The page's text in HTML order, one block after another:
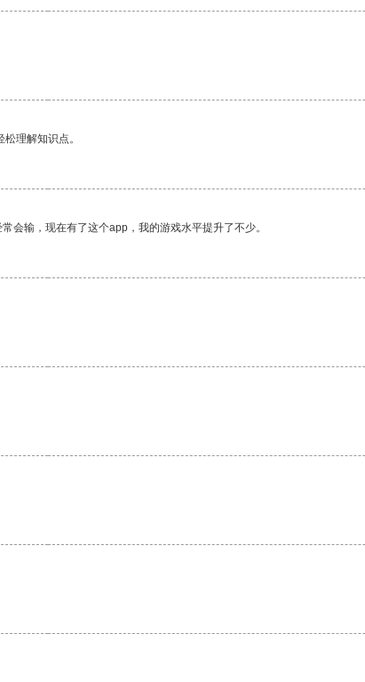
理解知识点。
会输，现在有了这个app，我的游戏水平提升了不少。